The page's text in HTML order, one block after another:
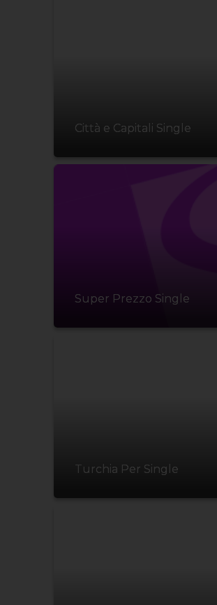
Città e Capitali Single
Super Prezzo Single
Turchia Per Single